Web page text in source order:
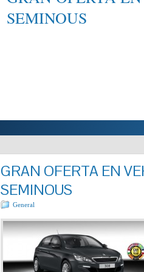
SEMINOUS
GRAN OFERTA EN
SEMINOUS
General